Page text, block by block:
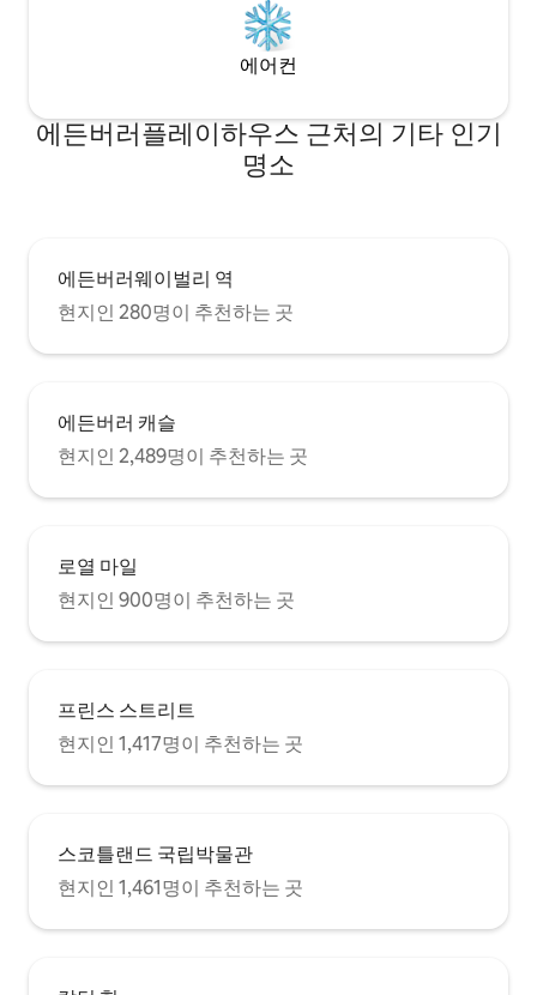
에어컨
에든버러플레이하우스 근처의 기타 인기
명소
에든버러웨이벌리 역
현지인 280명이 추천하는 곳
에든버러 캐슬
현지인 2,489명이 추천하는 곳
로열 마일
현지인 900명이 추천하는 곳
프린스 스트리트
현지인 1,417명이 추천하는 곳
스코틀랜드 국립박물관
현지인 1,461명이 추천하는 곳